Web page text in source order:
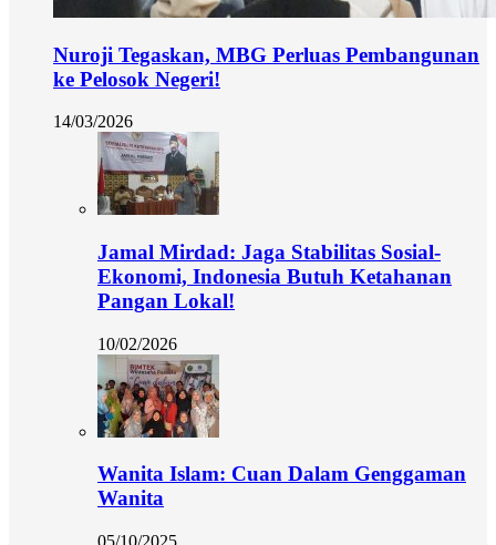
Nuroji Tegaskan, MBG Perluas Pembangunan
ke Pelosok Negeri!
14/03/2026
Jamal Mirdad: Jaga Stabilitas Sosial-
Ekonomi, Indonesia Butuh Ketahanan
Pangan Lokal!
10/02/2026
Wanita Islam: Cuan Dalam Genggaman
Wanita